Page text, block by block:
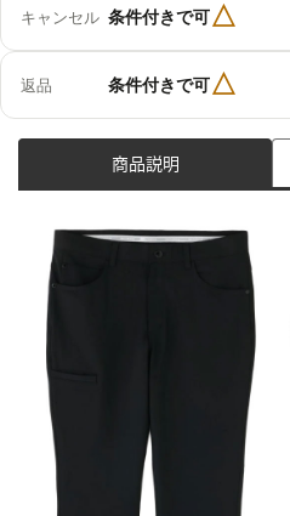
キャンセル 条件付きで可△
返品 条件付きで可△
商品説明